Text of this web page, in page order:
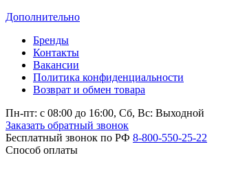
Дополнительно
Бренды
Контакты
Вакансии
Политика конфиденциальности
Возврат и обмен товара
Пн-пт: c 08:00 до 16:00, Сб, Вс: Выходной
Заказать обратный звонок
Бесплатный звонок по РФ 8-800-550-25-22
Способ оплаты